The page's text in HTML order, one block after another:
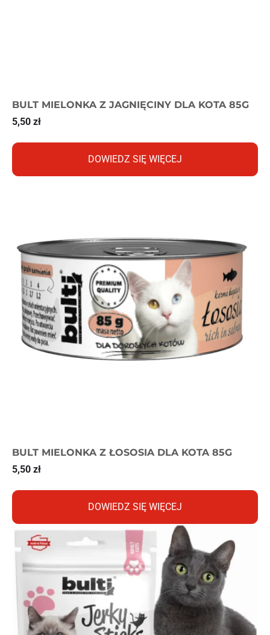
BULT MIELONKA Z JAGNIĘCINY DLA KOTA 85G
5,50 zł
DOWIEDZ SIĘ WIĘCEJ
BULT MIELONKA Z ŁOSOSIA DLA KOTA 85G
5,50 zł
DOWIEDZ SIĘ WIĘCEJ